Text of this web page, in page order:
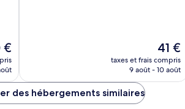
€
Le
nouveau
prix
41 €
taxes et frais compris
9 août - 10 août
des hébergements similaires